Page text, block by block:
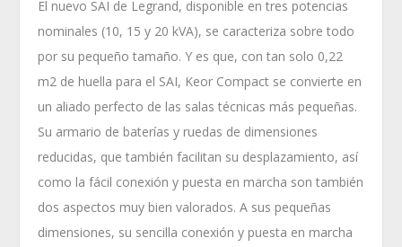
El nuevo SAI de Legrand, disponible en tres potencias
nominales (10, 15 y 20 kVA), se caracteriza sobre todo
por su pequeño tamaño. Y es que, con tan solo 0,22
m2 de huella para el SAI, Keor Compact se convierte en
un aliado perfecto de las salas técnicas más pequeñas.
Su armario de baterías y ruedas de dimensiones
reducidas, que también facilitan su desplazamiento, así
como la fácil conexión y puesta en marcha son también
dos aspectos muy bien valorados. A sus pequeñas
dimensiones, su sencilla conexión y puesta en marcha